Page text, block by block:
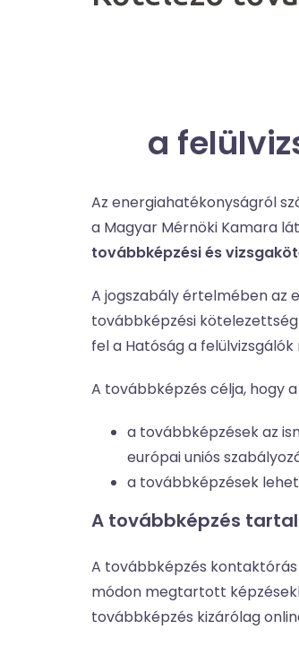
a
Az energiahatékonyságról
a Magyar Mérnöki Kamara
továbbképzési és
A jogszabály értelmében az
továbbképzési
fel a Hatóság a
A továbbképzés célja, hogy
a továbbképzések az
európai uniós
a továbbképzések
A továbbképzés
A továbbképzés
módon megtartott
továbbképzés kizárólag